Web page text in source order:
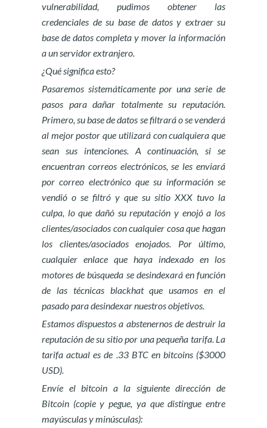
vulnerabilidad, pudimos obtener las
credenciales de su base de datos y extraer su
base de datos completa y mover la información
a un servidor extranjero.
¿Qué significa esto?
Pasaremos sistemáticamente por una serie de
pasos para dañar totalmente su reputación.
Primero, su base de datos se filtrará o se venderá
al mejor postor que utilizará con cualquiera que
sean sus intenciones. A continuación, si se
encuentran correos electrónicos, se les enviará
por correo electrónico que su información se
vendió o se filtró y que su sitio XXX tuvo la
culpa, lo que dañó su reputación y enojó a los
clientes/asociados con cualquier cosa que hagan
los clientes/asociados enojados. Por último,
cualquier enlace que haya indexado en los
motores de búsqueda se desindexará en función
de las técnicas blackhat que usamos en el
pasado para desindexar nuestros objetivos.
Estamos dispuestos a abstenernos de destruir la
reputación de su sitio por una pequeña tarifa. La
tarifa actual es de .33 BTC en bitcoins ($3000
USD).
Envíe el bitcoin a la siguiente dirección de
Bitcoin (copie y pegue, ya que distingue entre
mayúsculas y minúsculas):